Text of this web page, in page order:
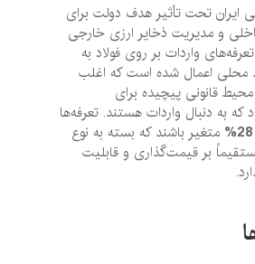
تحت تأثیر هدف دولت برای
مدیریت ذخایر ارزی خارجی
واردات بر روی فولاد به
اعمال شده است که اغلب
پیچیده برای
واردات هستند. تعرفه‌ها
باشند که بسته به نوع
بر قیمت‌گذاری و قابلیت